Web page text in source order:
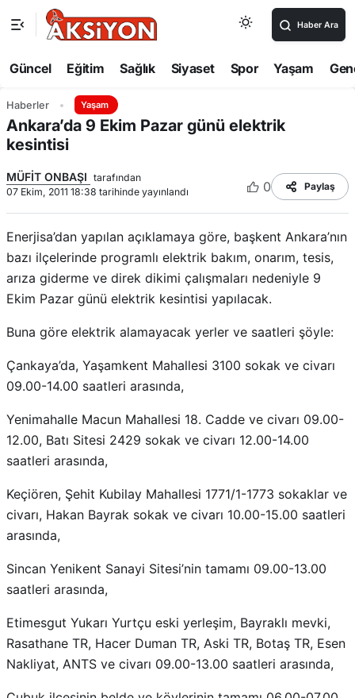
Haber Ara
Güncel Eğitim Sağlık Siyaset Spor Yaşam
Haberler Yaşam
Ankara’da 9 Ekim Pazar günü elektrik
kesintisi
MÜFİT ONBAŞI tarafından
07 Ekim, 2011 18:38 tarihinde yayınlandı
0 Paylaş
Enerjisa’dan yapılan açıklamaya göre, başkent Ankara’nın
bazı ilçelerinde programlı elektrik bakım, onarım, tesis,
arıza giderme ve direk dikimi çalışmaları nedeniyle 9
Ekim Pazar günü elektrik kesintisi yapılacak.
Buna göre elektrik alamayacak yerler ve saatleri şöyle:
Çankaya’da, Yaşamkent Mahallesi 3100 sokak ve civarı
09.00-14.00 saatleri arasında,
Yenimahalle Macun Mahallesi 18. Cadde ve civarı 09.00-
12.00, Batı Sitesi 2429 sokak ve civarı 12.00-14.00
saatleri arasında,
Keçiören, Şehit Kubilay Mahallesi 1771/1-1773 sokaklar ve
civarı, Hakan Bayrak sokak ve civarı 10.00-15.00 saatleri
arasında,
Sincan Yenikent Sanayi Sitesi’nin tamamı 09.00-13.00
saatleri arasında,
Etimesgut Yukarı Yurtçu eski yerleşim, Bayraklı mevki,
Rasathane TR, Hacer Duman TR, Aski TR, Botaş TR, Esen
Nakliyat, ANTS ve civarı 09.00-13.00 saatleri arasında,